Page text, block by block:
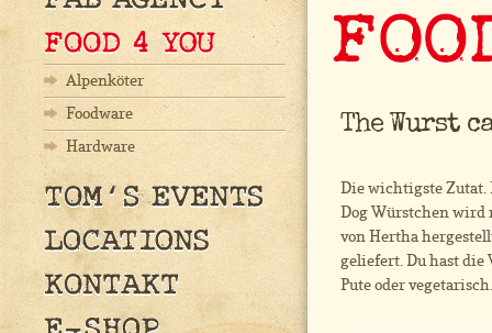
Alpenköter
Foodware
Hardware
The Wurst
Die wichtigste Zutat.
Dog Würstchen wird
von Hertha
geliefert. Du hast die
Pute oder vegetarisch.